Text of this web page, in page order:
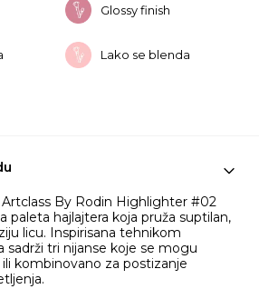
Glossy finish
Lako se blenda
Artclass By Rodin Highlighter #02
paleta hajlajtera koja pruža suptilan,
licu. Inspirisana tehnikom
sadrži tri nijanse koje se mogu
kombinovano za postizanje